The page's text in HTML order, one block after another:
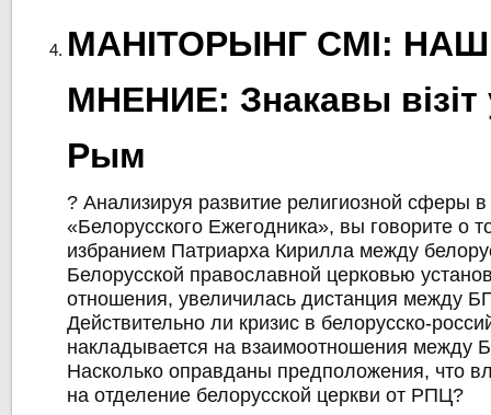
МАНІТОРЫНГ СМІ:
МНЕНИЕ: Знакавы
Рым
? Анализируя развитие религиозной сферы
«Белорусского Ежегодника», вы говорите о
избранием Патриарха Кирилла между
Белорусской православной церковью
отношения, увеличилась дистанция между
Действительно ли кризис в белорусско-
накладывается на взаимоотношения
Насколько оправданы предположения, что
на отделение белорусской церкви от РПЦ?